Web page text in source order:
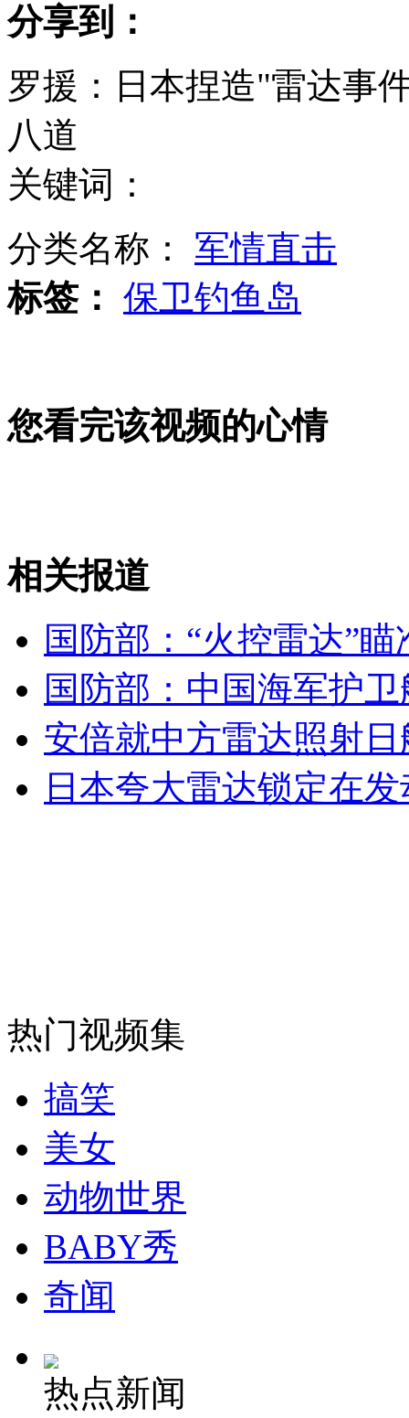
俄陨石坠落地附近辐射处正常水平
史载著名陨石撞击：通古斯大爆炸
女孩北京地铁殴打老人 痛下狠手拳打脚踢
无痛分娩是否安全 医生回应
外交部：反对强权政治霸凌主义
纽约上演“枕头大战”
司机酒驾遇交警 急速倒车逃窜
分享到：
罗援：日本捏造"雷达事
八道
关键词：
分类名称： 军情直击
标签： 保卫钓鱼岛
您看完该视频的心情
相关报道
国防部：“火控雷达”
国防部：中国海军护
安倍就中方雷达照射
日本夸大雷达锁定在
热门视频集
搞笑
美女
动物世界
BABY秀
奇闻
热点新闻